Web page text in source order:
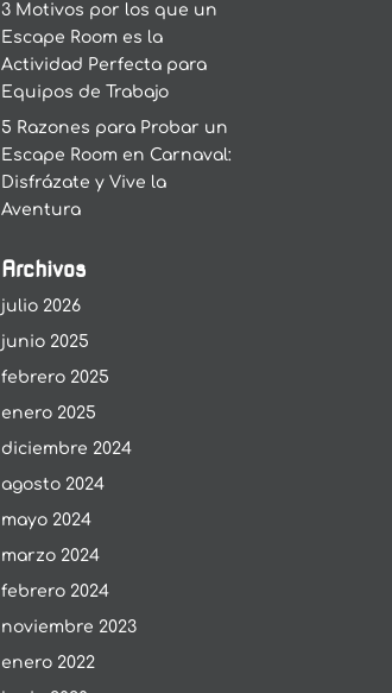
3 Motivos por los que un
Escape Room es la
Actividad Perfecta para
Equipos de Trabajo
5 Razones para Probar un
Escape Room en Carnaval:
Disfrázate y Vive la
Aventura
Archivos
julio 2026
junio 2025
febrero 2025
enero 2025
diciembre 2024
agosto 2024
mayo 2024
marzo 2024
febrero 2024
noviembre 2023
enero 2022